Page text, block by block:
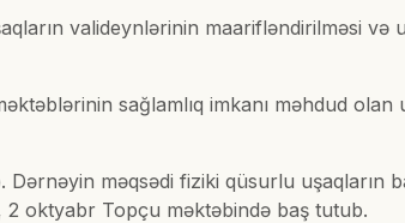
valideynlərinin maarifləndirilməsi
sağlamlıq imkanı məhdud
məqsədi fiziki qüsurlu uşaqların
2 oktyabr Topçu məktəbində baş tutub.